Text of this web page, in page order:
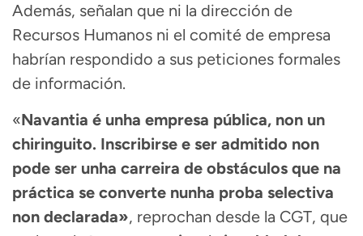
Además, señalan que ni la dirección de
Recursos Humanos ni el comité de empresa
habrían respondido a sus peticiones formales
de información.
«Navantia é unha empresa pública, non un
chiringuito. Inscribirse e ser admitido non
pode ser unha carreira de obstáculos que na
práctica se converte nunha proba selectiva
non declarada», reprochan desde la CGT, que